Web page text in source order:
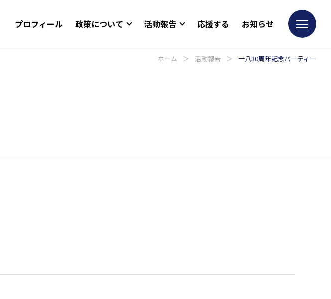
プロフィール 政策について 活動報告 応援する お知らせ
ホーム ＞ 活動報告 ＞ 一八30周年記念パーティー